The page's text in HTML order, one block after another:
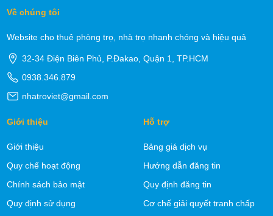
Về chúng tôi
Website cho thuê phòng trọ, nhà trọ nhanh chóng và hiệu quả
32-34 Điện Biên Phủ, P.Đakao, Quận 1, TP.HCM
0938.346.879
nhatroviet@gmail.com
Giới thiệu
Giới thiệu
Quy chế hoạt động
Chính sách bảo mật
Quy định sử dụng
Hỗ trợ
Bảng giá dịch vụ
Hướng dẫn đăng tin
Quy định đăng tin
Cơ chế giải quyết tranh chấp